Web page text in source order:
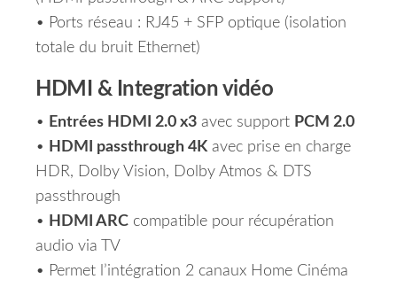
• Ports réseau : RJ45 + SFP optique (isolation
totale du bruit Ethernet)
HDMI & Integration vidéo
• Entrées HDMI 2.0 x3 avec support PCM 2.0
•
HDMI passthrough 4Kavec prise en charge
HDR, Dolby Vision, Dolby Atmos & DTS
passthrough
•
HDMI ARC compatible pour récupération
audio via TV
• Permet l’intégration 2 canaux Home Cinéma